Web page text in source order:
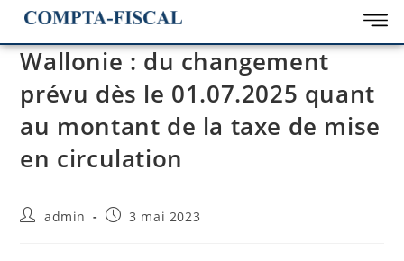
Wallonie : du changement
prévu dès le 01.07.2025 quant
au montant de la taxe de mise
en circulation
admin 3 mai 2023